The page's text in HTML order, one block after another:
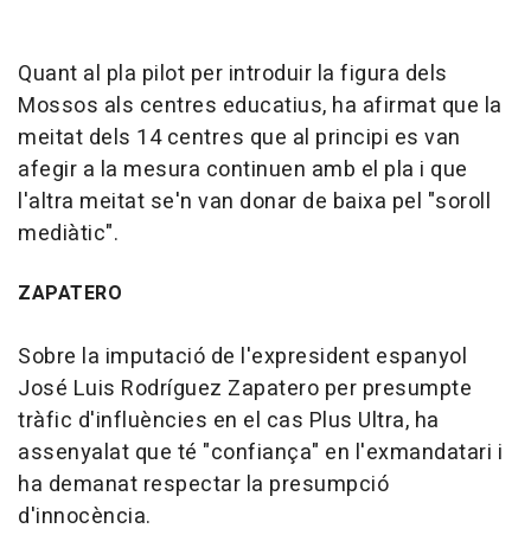
Quant al pla pilot per introduir la figura dels
Mossos als centres educatius, ha afirmat que la
meitat dels 14 centres que al principi es van
afegir a la mesura continuen amb el pla i que
l'altra meitat se'n van donar de baixa pel "soroll
mediàtic".
ZAPATERO
Sobre la imputació de l'expresident espanyol
José Luis Rodríguez Zapatero per presumpte
tràfic d'influències en el cas Plus Ultra, ha
assenyalat que té "confiança" en l'exmandatari i
ha demanat respectar la presumpció
d'innocència.